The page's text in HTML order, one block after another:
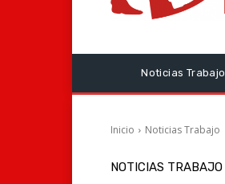
Noticias Trabajo
Inicio Noticias Trabajo
NOTICIAS TRABAJO